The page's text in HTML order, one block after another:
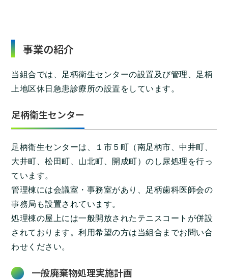
事業の紹介
当組合では、足柄衛生センターの設置及び管理、足柄
上地区休日急患診療所の設置をしています。
足柄衛生センター
足柄衛生センターは、１市５町（南足柄市、中井町、
大井町、松田町、山北町、開成町）のし尿処理を行っ
ています。
管理棟には会議室・事務室があり、足柄歯科医師会の
事務局も設置されています。
処理棟の屋上には一般開放されたテニスコートが併設
されております。利用希望の方は当組合までお問い合
わせください。
一般廃棄物処理実施計画